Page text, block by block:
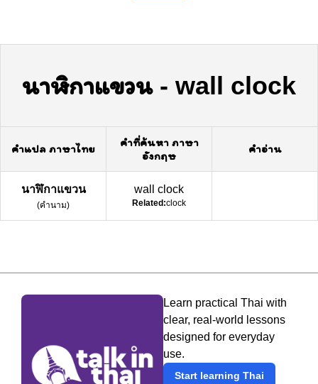
นาฬิกาแขวน- wall clock
คำแปล ภาษาไทย
คำที่ค้นหา ภาษา
อังกฤษ
คำอ่าน
นาฬิกาแขวน
(คำนาม)
wall clock
Related:clock
Learn practical Thai with
clear, real-world lessons
designed for everyday
use.
Start learning Thai